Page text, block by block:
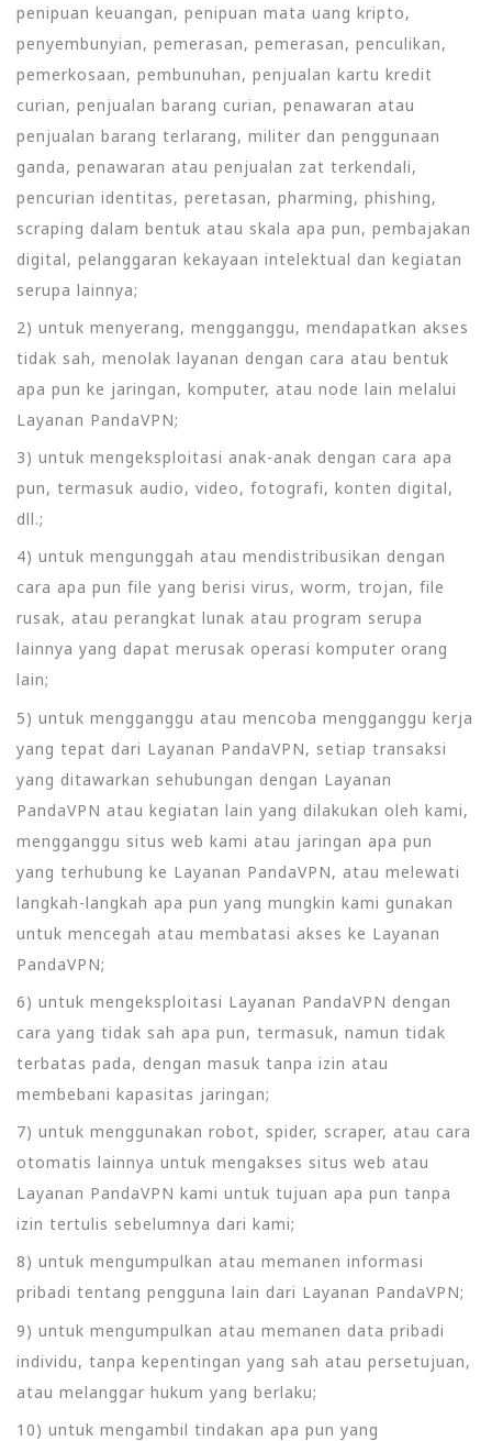
penipuan keuangan, penipuan mata uang kripto,
penyembunyian, pemerasan, pemerasan, penculikan,
pemerkosaan, pembunuhan, penjualan kartu kredit
curian, penjualan barang curian, penawaran atau
penjualan barang terlarang, militer dan penggunaan
ganda, penawaran atau penjualan zat terkendali,
pencurian identitas, peretasan, pharming, phishing,
scraping dalam bentuk atau skala apa pun, pembajakan
digital, pelanggaran kekayaan intelektual dan kegiatan
serupa lainnya;
2) untuk menyerang, mengganggu, mendapatkan akses
tidak sah, menolak layanan dengan cara atau bentuk
apa pun ke jaringan, komputer, atau node lain melalui
Layanan PandaVPN;
3) untuk mengeksploitasi anak-anak dengan cara apa
pun, termasuk audio, video, fotografi, konten digital,
dll.;
4) untuk mengunggah atau mendistribusikan dengan
cara apa pun file yang berisi virus, worm, trojan, file
rusak, atau perangkat lunak atau program serupa
lainnya yang dapat merusak operasi komputer orang
lain;
5) untuk mengganggu atau mencoba mengganggu kerja
yang tepat dari Layanan PandaVPN, setiap transaksi
yang ditawarkan sehubungan dengan Layanan
PandaVPN atau kegiatan lain yang dilakukan oleh kami,
mengganggu situs web kami atau jaringan apa pun
yang terhubung ke Layanan PandaVPN, atau melewati
langkah-langkah apa pun yang mungkin kami gunakan
untuk mencegah atau membatasi akses ke Layanan
PandaVPN;
6) untuk mengeksploitasi Layanan PandaVPN dengan
cara yang tidak sah apa pun, termasuk, namun tidak
terbatas pada, dengan masuk tanpa izin atau
membebani kapasitas jaringan;
7) untuk menggunakan robot, spider, scraper, atau cara
otomatis lainnya untuk mengakses situs web atau
Layanan PandaVPN kami untuk tujuan apa pun tanpa
izin tertulis sebelumnya dari kami;
8) untuk mengumpulkan atau memanen informasi
pribadi tentang pengguna lain dari Layanan PandaVPN;
9) untuk mengumpulkan atau memanen data pribadi
individu, tanpa kepentingan yang sah atau persetujuan,
atau melanggar hukum yang berlaku;
10) untuk mengambil tindakan apa pun yang